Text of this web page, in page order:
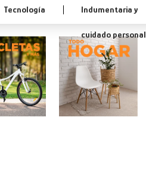
Tecnología Indumentaria y
cuidado personal